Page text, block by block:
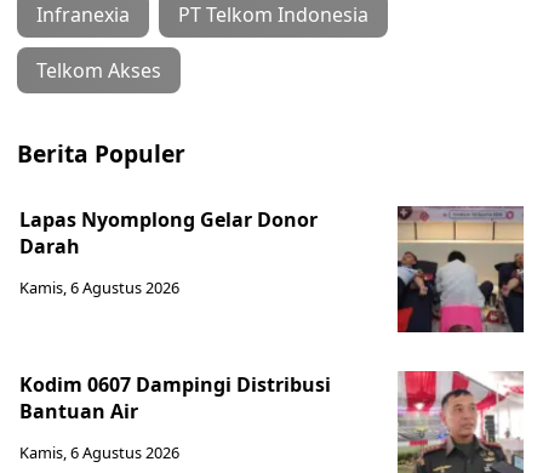
Infranexia PT Telkom Indonesia
Telkom Akses
Berita Populer
Lapas Nyomplong Gelar Donor
Darah
Kamis, 6 Agustus 2026
Kodim 0607 Dampingi Distribusi
Bantuan Air
Kamis, 6 Agustus 2026